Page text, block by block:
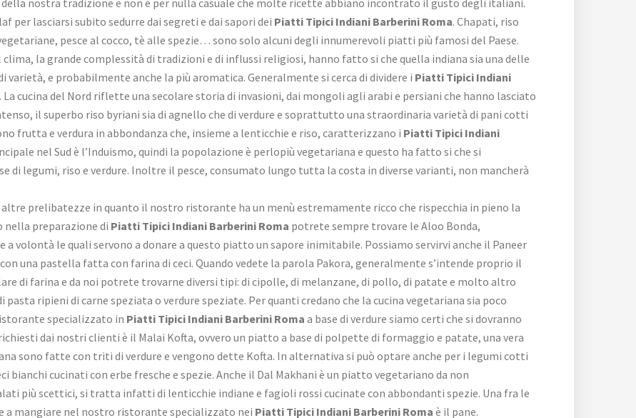
per lasciarsi subito sedurre dai segreti e dai sapori dei Piatti Tipici Indiani Barberini Roma. Chapati, riso
pesce al cocco, tè alle spezie… sono solo alcuni degli innumerevoli piatti più famosi del Paese.
la grande complessità di tradizioni e di influssi religiosi, hanno fatto si che quella indiana sia una delle
varietà, e probabilmente anche la più aromatica. Generalmente si cerca di dividere i Piatti Tipici Indiani
La cucina del Nord riflette una secolare storia di invasioni, dai mongoli agli arabi e persiani che hanno lasciato
il superbo riso byriani sia di agnello che di verdure e soprattutto una straordinaria varietà di pani cotti
frutta e verdura in abbondanza che, insieme a lenticchie e riso, caratterizzano i Piatti Tipici Indiani
nel Sud è l’Induismo, quindi la popolazione è perlopiù vegetariana e questo ha fatto si che si
di legumi, riso e verdure. Inoltre il pesce, consumato lungo tutta la costa in diverse varianti, non mancherà
prelibatezze in quanto il nostro ristorante ha un menù estremamente ricco che rispecchia in pieno la
preparazione di Piatti Tipici Indiani Barberini Roma potrete sempre trovare le Aloo Bonda,
volontà le quali servono a donare a questo piatto un sapore inimitabile. Possiamo servirvi anche il Paneer
una pastella fatta con farina di ceci. Quando vedete la parola Pakora, generalmente s’intende proprio il
di farina e da noi potrete trovarne diversi tipi: di cipolle, di melanzane, di pollo, di patate e molto altro
ripieni di carne speziata o verdure speziate. Per quanti credano che la cucina vegetariana sia poco
specializzato in Piatti Tipici Indiani Barberini Roma a base di verdure siamo certi che si dovranno
dai nostri clienti è il Malai Kofta, ovvero un piatto a base di polpette di formaggio e patate, una vera
sono fatte con triti di verdure e vengono dette Kofta. In alternativa si può optare anche per i legumi cotti
bianchi cucinati con erbe fresche e spezie. Anche il Dal Makhani è un piatto vegetariano da non
più scettici, si tratta infatti di lenticchie indiane e fagioli rossi cucinate con abbondanti spezie. Una fra le
a mangiare nel nostro ristorante specializzato nei Piatti Tipici Indiani Barberini Roma è il pane.